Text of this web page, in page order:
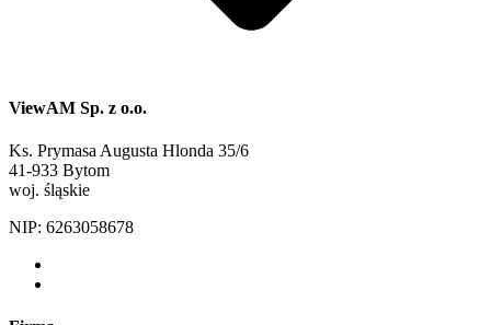
ViewAM Sp. z o.o.
Ks. Prymasa Augusta Hlonda 35/6
41-933 Bytom
woj. śląskie
NIP: 6263058678